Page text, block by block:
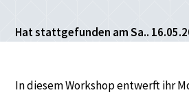
Hat stattgefunden am Sa..
In diesem Workshop entwerft ihr